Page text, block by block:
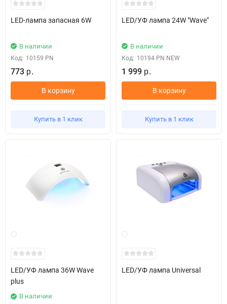
LED-лампа запасная 6W
В наличии
Код: 10159 PN
773 р.
В корзину
Купить в 1 клик
LED/УФ лампа 24W "Wave"
В наличии
Код: 10194 PN NEW
1 999 р.
В корзину
Купить в 1 клик
LED/УФ лампа 36W Wave
plus
В наличии
LED/УФ лампа Universal